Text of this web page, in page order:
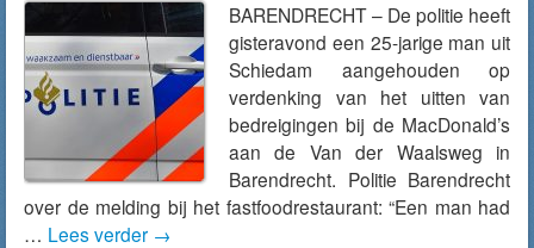
BARENDRECHT – De politie heeft
gisteravond een 25-jarige man uit
Schiedam aangehouden op
verdenking van het uitten van
bedreigingen bij de MacDonald’s
aan de Van der Waalsweg in
Barendrecht. Politie Barendrecht
over de melding bij het fastfoodrestaurant: “Een man had
… Lees verder →